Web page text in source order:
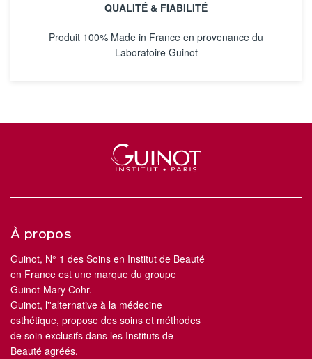
QUALITÉ & FIABILITÉ
Produit 100% Made in France en provenance du
Laboratoire Guinot
À propos
Guinot, N° 1 des Soins en Institut de Beauté
en France est une marque du groupe
Guinot-Mary Cohr.
Guinot, l''alternative à la médecine
esthétique, propose des soins et méthodes
de soin exclusifs dans les Instituts de
Beauté agréés.